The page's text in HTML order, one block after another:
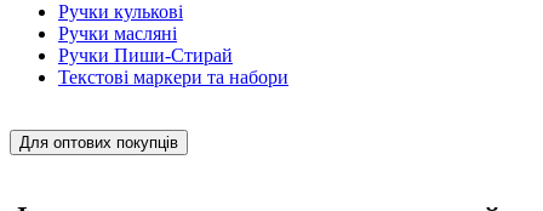
Ручки кулькові
Ручки масляні
Ручки Пиши-Стирай
Текстові маркери та набори
Для оптових покупців